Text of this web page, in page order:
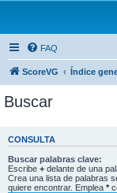
FAQ
ScoreVG Índice
Buscar
CONSULTA
Buscar palabras clave:
Escribe + delante de una
Crea una lista de palabras
quiere encontrar. Emplea *